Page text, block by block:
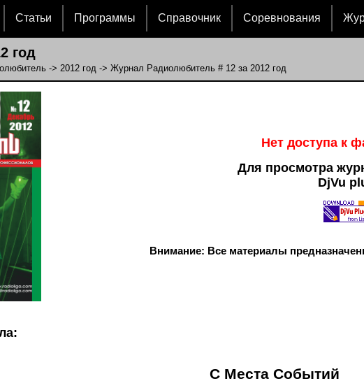
Статьи Программы Справочник Соревнования
год
-> 2012 год -> Журнал Радиолюбитель # 12 за 2012 год
Нет доступа к
Для просмотра
DjVu
Внимание: Все материалы
С Места Событий